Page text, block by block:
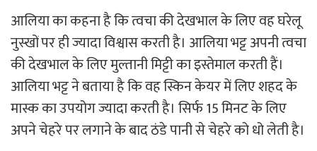
आलिया का कहना है कि त्वचा की देखभाल के लिए वह घरेलू
नुस्खों पर ही ज्यादा विश्वास करती है। आलिया भट्ट अपनी त्वचा
की देखभाल के लिए मुल्तानी मिट्टी का इस्तेमाल करती हैं।
आलिया भट्ट ने बताया है कि वह स्किन केयर में लिए शहद के
मास्क का उपयोग ज्यादा करती है। सिर्फ 15 मिनट के लिए
अपने चेहरे पर लगाने के बाद ठंडे पानी से चेहरे को धो लेती है।